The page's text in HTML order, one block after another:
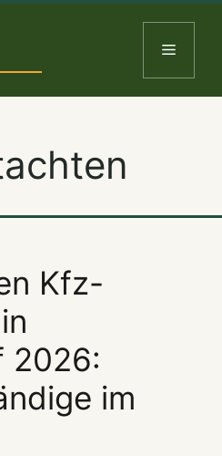
Menu
Kfz-
2026:
im